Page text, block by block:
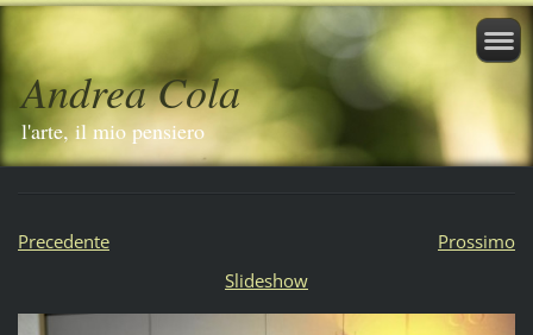
Andrea Cola
l'arte, il mio pensiero
Precedente
Prossimo
Slideshow